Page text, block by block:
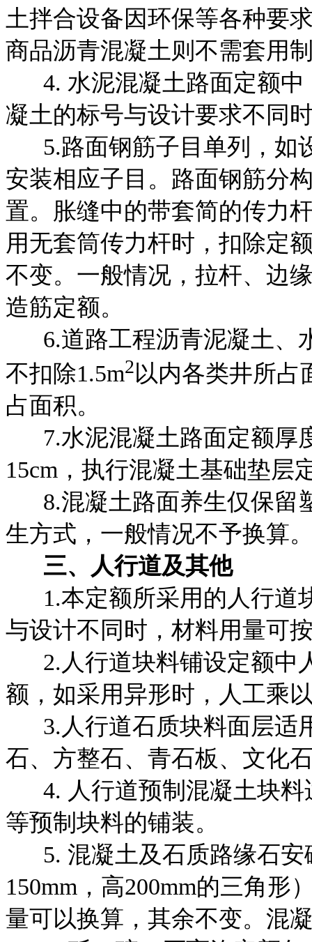
土拌合设备因环保等各种要
商品沥青混凝土则不需套用
4. 水泥混凝土路面定额中
凝土的标号与设计要求不同
5.路面钢筋子目单列，如
安装相应子目。路面钢筋分
置。胀缝中的带套简的传力
用无套筒传力杆时，扣除定
不变。一般情况，拉杆、边
造筋定额。
6.道路工程沥青泥凝土、
不扣除1.5m2以内各类井所占
占面积。
7.水泥混凝土路面定额厚
15cm，执行混凝土基础垫层
8.混凝土路面养生仅保留
生方式，一般情况不予换算
三、
人行道及其他
1.本定额所采用的人行道
与设计不同时，材料用量可
2.人行道块料铺设定额中
额，如采用异形时， 人工乘
3.人行道石质块料面层适
石、方整石、青石板、文化
4. 人行道预制混凝土块料
等预制块料的铺装。
5. 混凝土及石质路缘石安
150mm，高200mm的三角
量可以换算，其余不变。混